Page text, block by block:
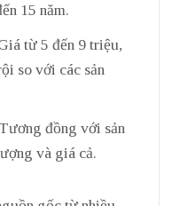
15 năm.
từ 5 đến 9 triệu,
so với các sản
đồng với sản
và giá cả.